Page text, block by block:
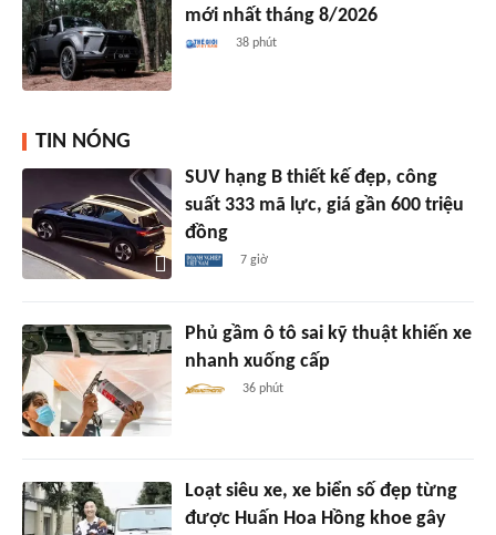
mới nhất tháng 8/2026
38 phút
TIN NÓNG
SUV hạng B thiết kế đẹp, công
suất 333 mã lực, giá gần 600 triệu
đồng
7 giờ
Phủ gầm ô tô sai kỹ thuật khiến xe
nhanh xuống cấp
36 phút
Loạt siêu xe, xe biển số đẹp từng
được Huấn Hoa Hồng khoe gây